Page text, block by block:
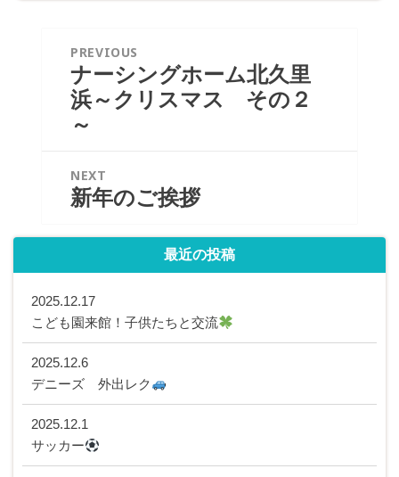
PREVIOUS
Previous
post:
ナーシングホーム北久里
浜～クリスマス その２
～
NEXT
Next
新年のご挨拶
最近の投稿
2025.12.17
こども園来館！子供たちと交流
2025.12.6
デニーズ 外出レク
2025.12.1
サッカー